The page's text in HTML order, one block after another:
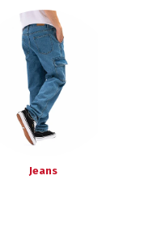
Jeans